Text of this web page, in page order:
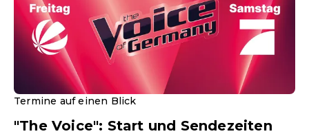
Termine auf einen Blick
"The Voice": Start und Sendezeiten